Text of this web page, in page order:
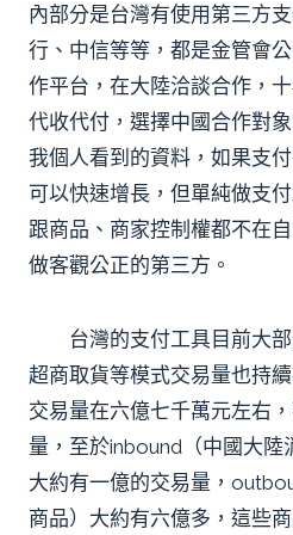
內部分是台灣有使用第三方
行、中信等等，都是金管會
作平台，在大陸洽談合作，
代收代付，選擇中國合作對
我個人看到的資料，如果支
可以快速增長，但單純做支
跟商品、商家控制權都不在
做客觀公正的第三方。
台灣的支付工具目前大部
超商取貨等模式交易量也持
交易量在六億七千萬元左右
量，至於inbound（中國大陸
大約有一億的交易量，
商品）大約有六億多，這些